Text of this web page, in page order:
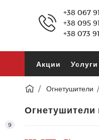
+38 067
+38 095
+38 073
Акции Услуги
9
Огнетушители